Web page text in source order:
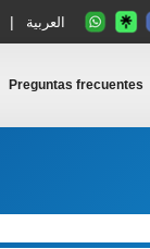
| العربية
Preguntas frecuentes